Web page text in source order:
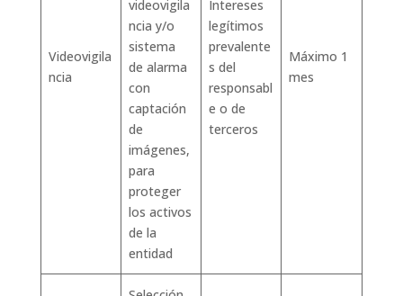
Videovigila
ncia
videovigila
ncia y/o
sistema
de alarma
con
captación
de
imágenes,
para
proteger
los activos
de la
entidad
Intereses
legítimos
prevalente
s del
responsabl
e o de
terceros
Máximo 1
mes